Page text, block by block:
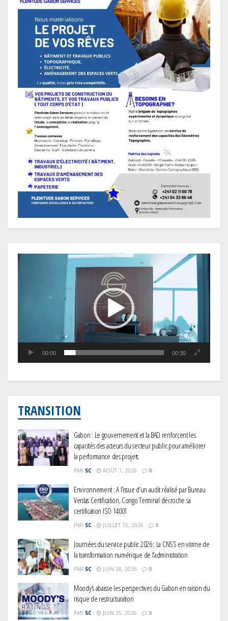
00:00 00:30
TRANSITION
Gabon : Le gouvernement et la BAD renforcent les
capacités des acteurs du secteur public pour améliorer
la performance des projets
PAR SC AOÛT 1, 2026 0
Environnement : A l’issue d’un audit réalisé par Bureau
Veritas Certification, Congo Terminal décroche sa
certification ISO 14001
PAR SC JUILLET 15, 2026 0
Journées du service public 2026 : La CNSS en vitrine de
la transformation numérique de l’administration
PAR SC JUIN 28, 2026 0
Moody’s abaisse les perspectives du Gabon en raison du
risque de restructuration
PAR SC JUIN 25, 2026 0